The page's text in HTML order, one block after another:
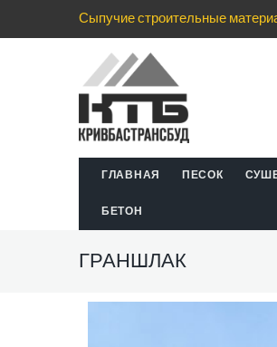
Сыпучие строительные
ГЛАВНАЯ ПЕСОК
БЕТОН
ГРАНШЛАК